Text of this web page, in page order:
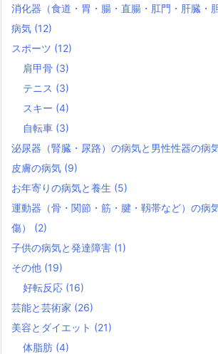
消化器（食道・胃・腸・直腸・肛門・肝臓・
病気 (12)
スポーツ (12)
肩甲骨 (3)
テニス (3)
スキー (4)
自転車 (3)
泌尿器（腎臓・尿路）の病気と男性性器の病
皮膚の病気 (9)
お年寄りの病気と養生 (5)
運動器（骨・関節・筋・腱・靱帯など）の病
傷） (2)
子供の病気と発達障害 (1)
その他 (19)
好転反応 (16)
芸能と芸術家 (26)
美容とダイエット (21)
体脂肪 (4)